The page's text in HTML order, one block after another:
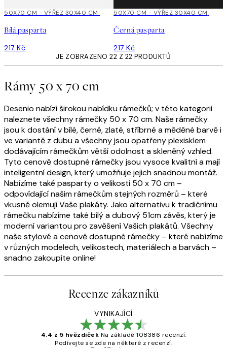
50X70 CM - VÝŘEZ 30X40 CM
Bílá pasparta
217 Kč
50X70 CM - VÝŘEZ 30X40 CM
Černá pasparta
217 Kč
JE ZOBRAZENO 22 Z 22 PRODUKTŮ
Rámy 50 x 70 cm
Desenio nabízí širokou nabídku rámečků; v této kategorii
naleznete všechny rámečky 50 x 70 cm. Naše rámečky
jsou k dostání v bílé, černé, zlaté, stříbrné a měděné barvě i
ve variantě z dubu a všechny jsou opatřeny plexisklem
dodávajícím rámečkům větší odolnost a skleněný vzhled.
Tyto cenově dostupné rámečky jsou vysoce kvalitní a mají
inteligentní design, který umožňuje jejich snadnou montáž.
Nabízíme také pasparty o velikosti 50 x 70 cm –
odpovídající našim rámečkům stejných rozměrů – které
vkusně olemují Vaše plakáty. Jako alternativu k tradičnímu
rámečku nabízíme také bílý a dubový 51cm závěs, který je
moderní variantou pro zavěšení Vašich plakátů. Všechny
naše stylové a cenově dostupné rámečky – které nabízíme
v různých modelech, velikostech, materiálech a barvách –
snadno zakoupíte online!
Recenze zákazníků
VYNIKAJÍCÍ
4.4 z 5 hvězdiček Na základě 108386 recenzí.
Podívejte se zde na některé z recenzí.